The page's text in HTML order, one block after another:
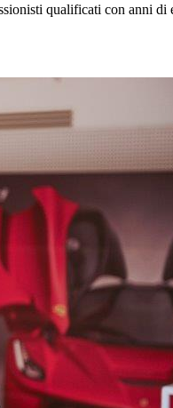
qualificati con anni di